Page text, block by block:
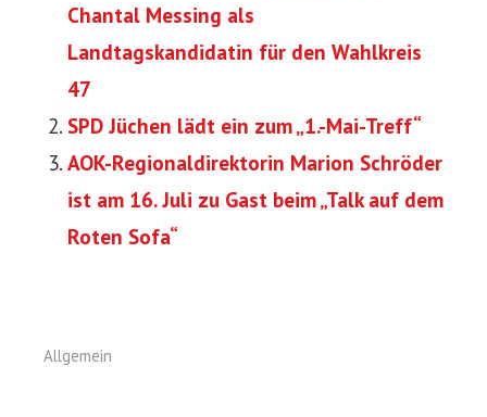
Chantal Messing als
Landtagskandidatin für den Wahlkreis
47
SPD Jüchen lädt ein zum „1.-Mai-Treff“
AOK-Regionaldirektorin Marion Schröder
ist am 16. Juli zu Gast beim „Talk auf dem
Roten Sofa“
Allgemein